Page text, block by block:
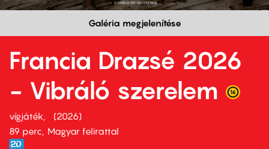
Galéria megjelenítése
Francia Drazsé 2026
- Vibráló szerelem
vígjáték
2026
89 perc,
Magyar felirattal